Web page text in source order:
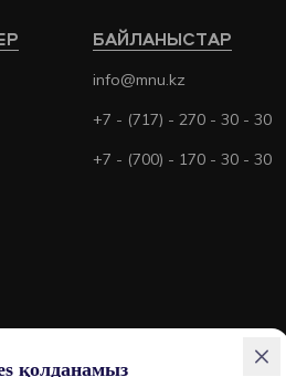
БАЙЛАНЫСТАР
info@mnu.kz
+7 - (717) - 270 - 30 - 30
+7 - (700) - 170 - 30 - 30
қолданамыз